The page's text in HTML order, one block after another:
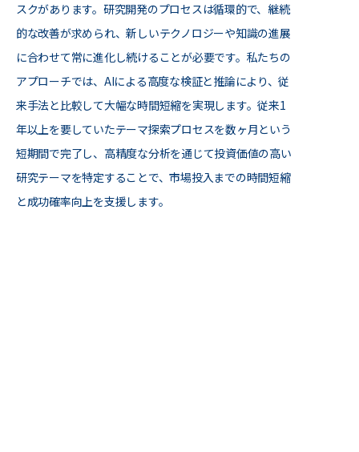
スクがあります。研究開発のプロセスは循環的で、継続
的な改善が求められ、新しいテクノロジーや知識の進展
に合わせて常に進化し続けることが必要です。私たちの
アプローチでは、AIによる高度な検証と推論により、従
来手法と比較して大幅な時間短縮を実現します。従来1
年以上を要していたテーマ探索プロセスを数ヶ月という
短期間で完了し、高精度な分析を通じて投資価値の高い
研究テーマを特定することで、市場投入までの時間短縮
と成功確率向上を支援します。